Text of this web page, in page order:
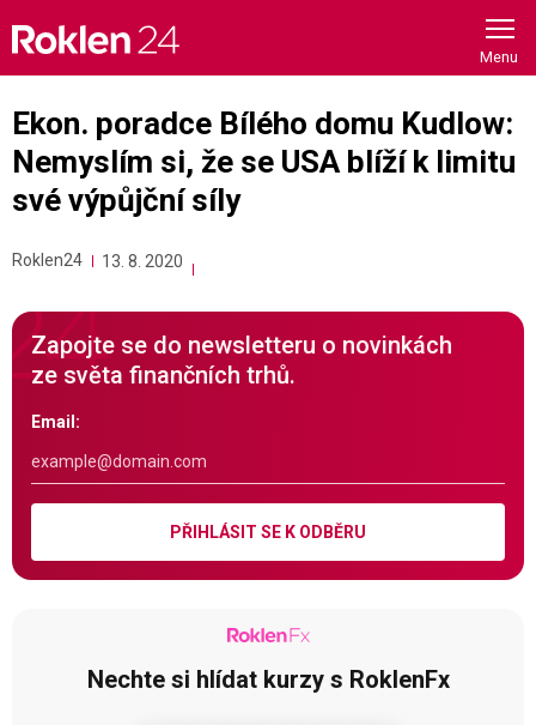
content
Ekon. poradce Bílého domu Kudlow:
Nemyslím si, že se USA blíží k limitu
své výpůjční síly
Roklen24 13. 8. 2020
Zapojte se do newsletteru o novinkách
ze světa finančních trhů.
Email:
PŘIHLÁSIT SE K ODBĚRU
Nechte si hlídat kurzy s RoklenFx